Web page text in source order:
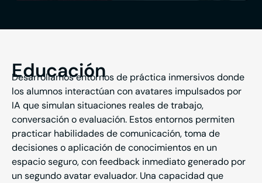
Educación
Desarrollamos entornos de práctica inmersivos donde
los alumnos interactúan con avatares impulsados por
IA que simulan situaciones reales de trabajo,
conversación o evaluación. Estos entornos permiten
practicar habilidades de comunicación, toma de
decisiones o aplicación de conocimientos en un
espacio seguro, con feedback inmediato generado por
un segundo avatar evaluador. Una capacidad que